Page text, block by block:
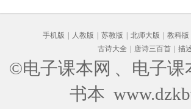
手机版 人教版 苏教版 北师大版 教科版
古诗大全
唐诗三百首 描
©电子课本网 、电子
书本